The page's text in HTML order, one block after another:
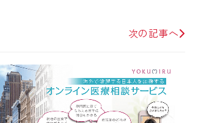
次の記事へ